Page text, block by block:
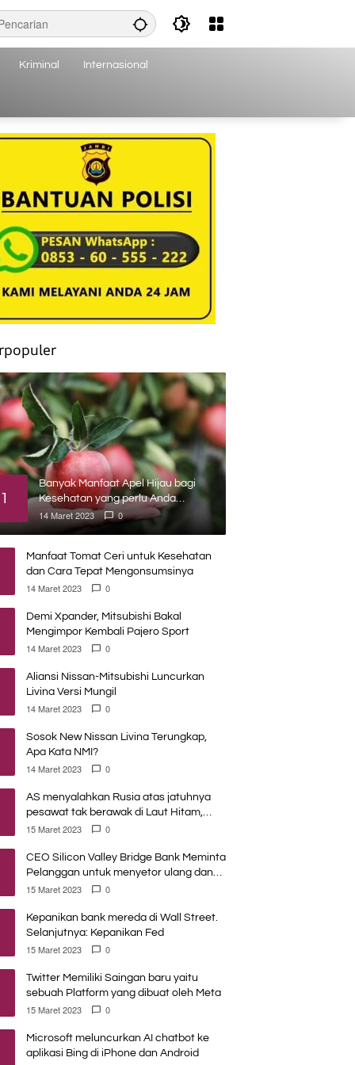
Kriminal Internasional
1
Banyak Manfaat Apel Hijau bagi
Kesehatan yang perlu Anda
ketahui
14 Maret 2023 0
Manfaat Tomat Ceri untuk Kesehatan
dan Cara Tepat Mengonsumsinya
14 Maret 2023 0
Demi Xpander, Mitsubishi Bakal
Mengimpor Kembali Pajero Sport
14 Maret 2023 0
Aliansi Nissan-Mitsubishi Luncurkan
Livina Versi Mungil
14 Maret 2023 0
Sosok New Nissan Livina Terungkap,
Apa Kata NMI?
14 Maret 2023 0
AS menyalahkan Rusia atas jatuhnya
pesawat tak berawak di Laut Hitam,
Moskow menyangkal
15 Maret 2023 0
CEO Silicon Valley Bridge Bank Meminta
Pelanggan untuk menyetor ulang dana
Mereka
15 Maret 2023 0
Kepanikan bank mereda di Wall Street.
Selanjutnya: Kepanikan Fed
15 Maret 2023 0
Twitter Memiliki Saingan baru yaitu
sebuah Platform yang dibuat oleh Meta
15 Maret 2023 0
Microsoft meluncurkan AI chatbot ke
aplikasi Bing di iPhone dan Android